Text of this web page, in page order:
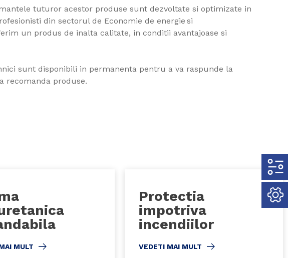
tuturor acestor produse sunt dezvoltate si optimizate in
din sectorul de Economie de energie si
un produs de inalta calitate, in conditii avantajoase si
sunt disponibili in permanenta pentru a va raspunde la
recomanda produse.
MULT
Protectia
impotriva
incendiilor
VEDETI MAI MULT